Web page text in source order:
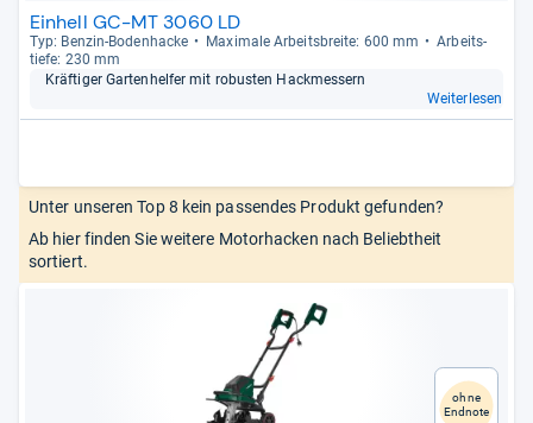
Einhell GC-MT 3060 LD
Typ: Ben­zin-​Boden­ha­cke Maxi­male Arbeits­breite: 600 mm
Arbeit­s­
tiefe: 230 mm
Kräf­ti­ger Gar­ten­hel­fer mit robus­ten Hack­mes­sern
Weiterlesen
Unter unseren Top 8 kein passendes Produkt gefunden?
Ab hier finden Sie weitere Motorhacken nach Beliebtheit
sortiert.
ohne
Endnote